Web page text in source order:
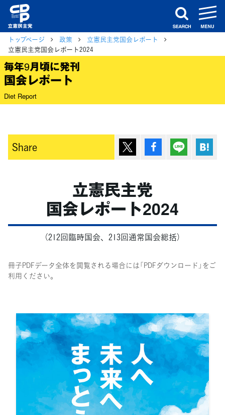
search
トップページ 政策
立憲民主党国会レポート
立憲民主党国会レポート2024
毎年9月頃に発刊
国会レポート
Diet Report
Share ポスト シェア Lineで送
立憲民主党
国会レポート2024
（212回臨時国会、213回通常国会総括）
冊子PDFデータ全体を閲覧される場合には「PDFダウンロード」をご
利用ください。